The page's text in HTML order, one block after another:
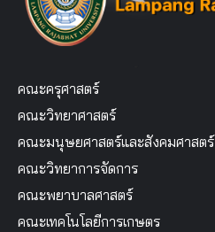
คณะครุศาสตร์
คณะวิทยาศาสตร์
คณะมนุษยศาสตร์และสังคมศาสตร์
คณะวิทยาการจัดการ
คณะพยาบาลศาสตร์
คณะเทคโนโลยีการเกษตร